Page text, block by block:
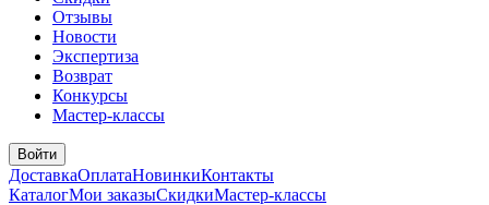
Отзывы
Новости
Экспертиза
Возврат
Конкурсы
Мастер-классы
Войти
ДоставкаОплатаНовинкиКонтакты
КаталогМои заказыСкидкиМастер-классы